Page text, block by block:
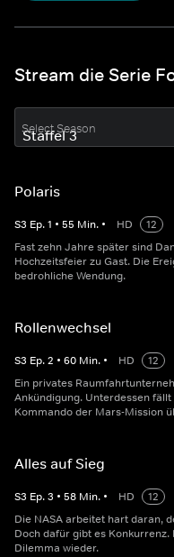
Stream die Serie
Select Season
Polaris
S3 Ep.1 • 55 Min. • HD
12
Fast zehn Jahre später sind
Hochzeitsfeier zu Gast. Die
bedrohliche Wendung.
Rollenwechsel
S3 Ep.2 • 60 Min. • HD
12
Ein privates
Ankündigung. Unterdessen
Kommando der Mars-Mission
Alles auf Sieg
S3 Ep.3 • 58 Min. • HD
12
Die NASA arbeitet hart daran,
Doch dafür gibt es
Dilemma wieder.